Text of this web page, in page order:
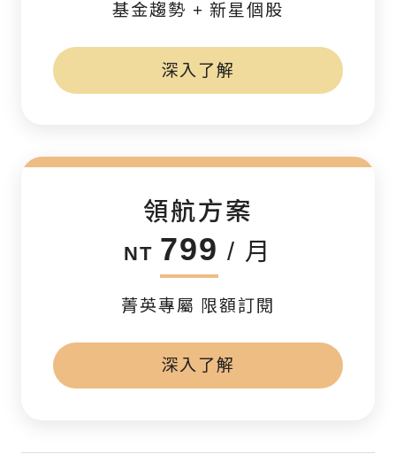
基金趨勢 + 新星個股
深入了解
領航方案
NT 799 / 月
菁英專屬 限額訂閱
深入了解